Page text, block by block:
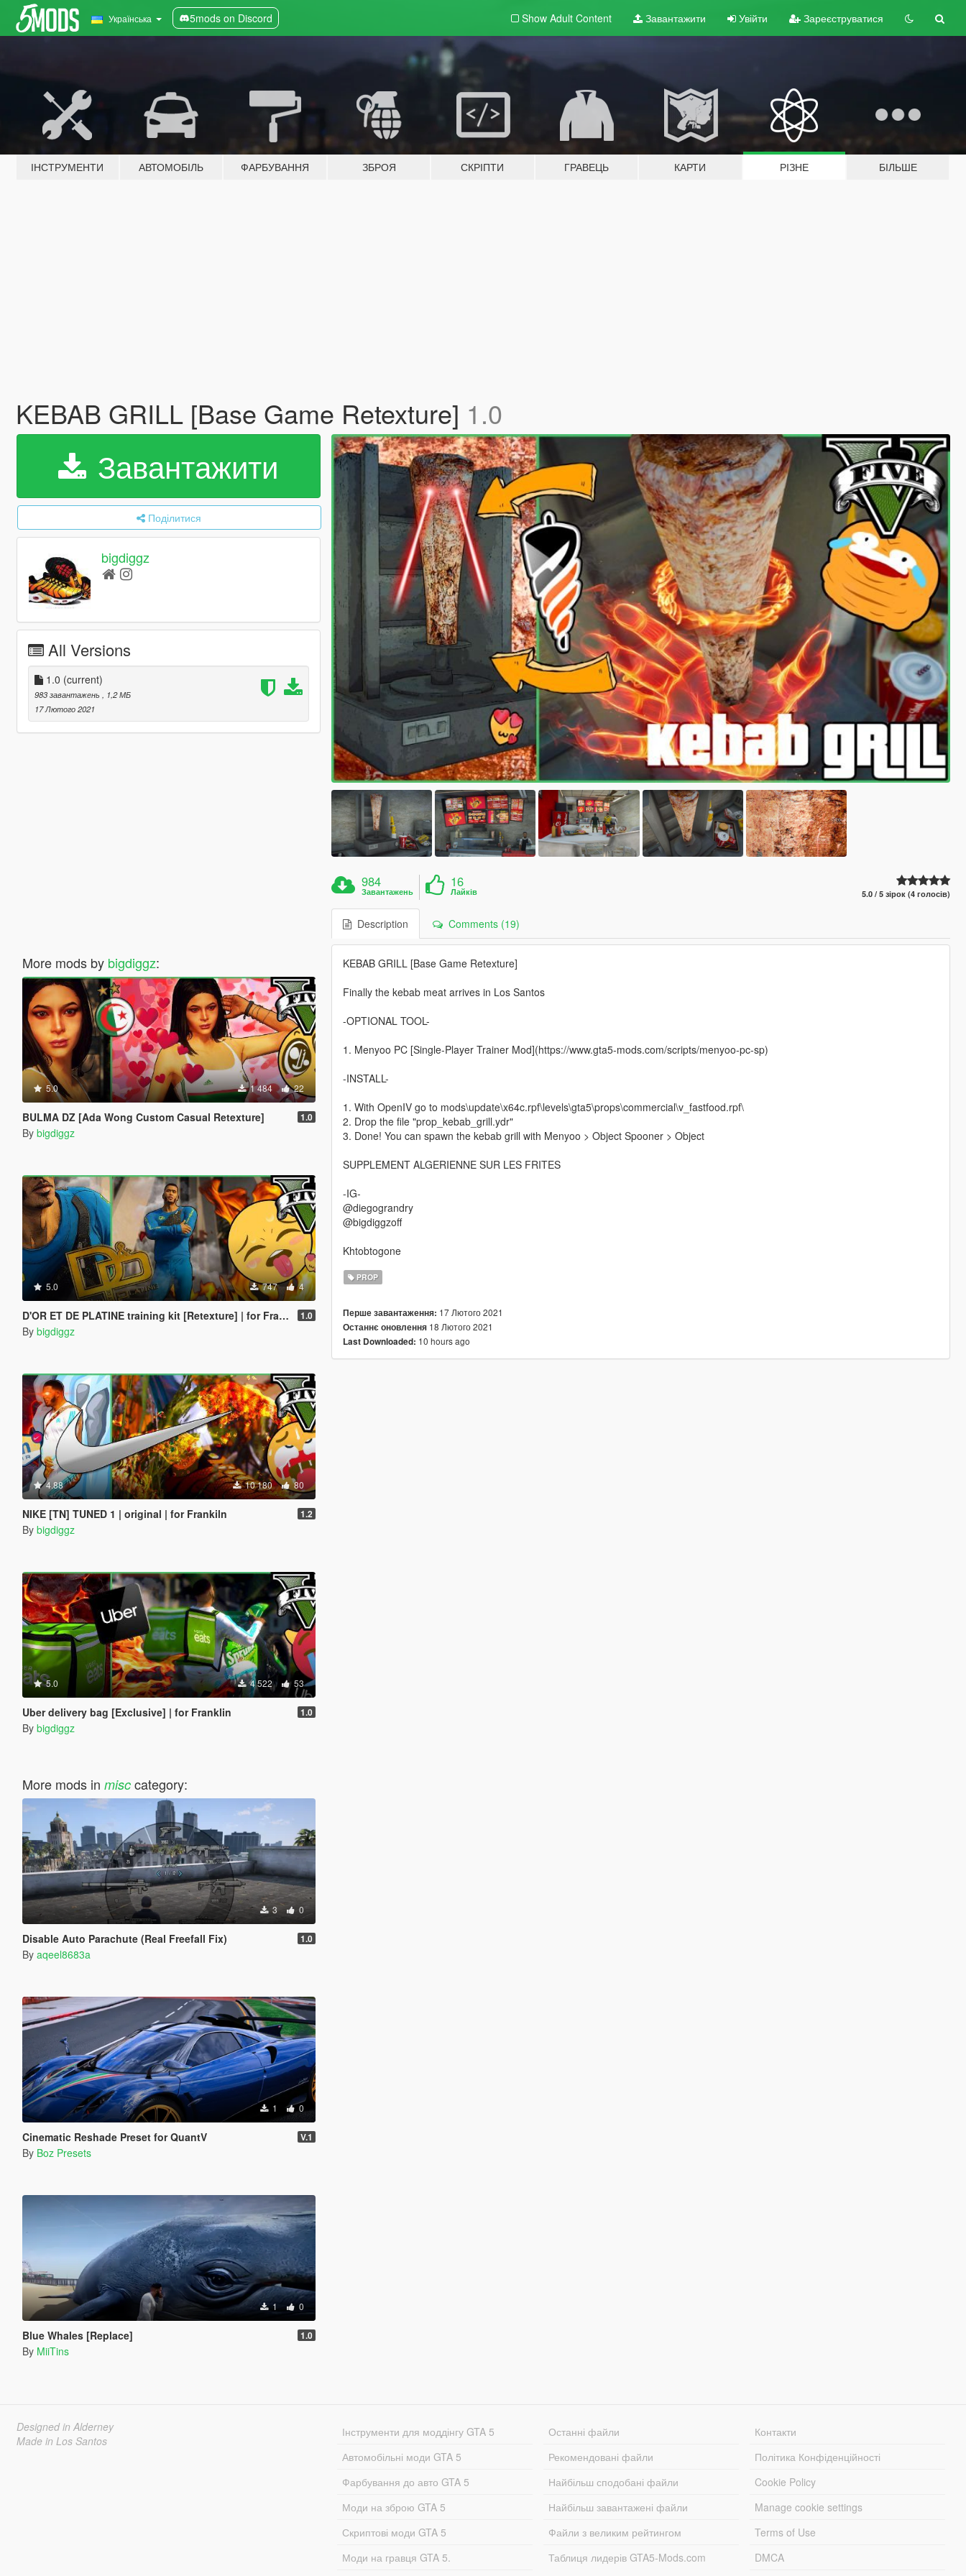
Українська 5mods on Discord Show Adult Content Завантажити Увійти Зареєструватися
ІНСТРУМЕНТИ АВТОМОБІЛЬ ФАРБУВАННЯ ЗБРОЯ СКРІПТИ ГРАВЕЦЬ КАРТИ РІЗНЕ БІЛЬШЕ
KEBAB GRILL [Base Game Retexture] 1.0
Завантажити
Поділитися
bigdiggz
All Versions
1.0 (current)
983 завантажень
, 1,2 МБ
17 Лютого 2021
More mods by bigdiggz:
5.0 1 484 22
BULMA DZ [Ada Wong Custom Casual Retexture] 1.0
By bigdiggz
5.0 747 4
D'OR ET DE PLATINE training kit [Retexture] | for Franklin 1.0
By bigdiggz
4.88 10 180 80
NIKE [TN] TUNED 1 | original | for Frankiln 1.2
By bigdiggz
5.0 4 522 53
Uber delivery bag [Exclusive] | for Franklin 1.0
By bigdiggz
More mods in misccategory:
3 0
Disable Auto Parachute (Real Freefall Fix) 1.0
By aqeel8683a
1 0
Cinematic Reshade Preset for QuantV V.1
By Boz Presets
1 0
Blue Whales [Replace] 1.0
By MiiTins
984
Завантажень
16
Лайків 5.0 / 5 зірок (4 голосів)
Description Comments (19)
KEBAB GRILL [Base Game Retexture]
Finally the kebab meat arrives in Los Santos
-OPTIONAL TOOL-
1. Menyoo PC [Single-Player Trainer Mod](https://www.gta5-mods.com/scripts/menyoo-pc-sp)
-INSTALL-
1. With OpenIV go to mods\update\x64c.rpf\levels\gta5\props\commercial\v_fastfood.rpf\
2. Drop the file "prop_kebab_grill.ydr"
3. Done! You can spawn the kebab grill with Menyoo > Object Spooner > Object
SUPPLEMENT ALGERIENNE SUR LES FRITES
-IG-
@diegograndry
@bigdiggzoff
Khtobtogone
PROP
Перше завантаження: 17 Лютого 2021
Останнє оновлення18 Лютого 2021
Last Downloaded: 10 hours ago
Designed in Alderney
Made in Los Santos
Інструменти для моддінгу GTA 5
Автомобільні моди GTA 5
Фарбування до авто GTA 5
Моди на зброю GTA 5
Скриптові моди GTA 5
Моди на гравця GTA 5.
Останні файли
Рекомендовані файли
Найбільш сподобані файли
Найбільш завантажені файли
Файли з великим рейтингом
Таблиця лидерів GTA5-Mods.com
Контакти
Політика Конфіденційності
Cookie Policy
Manage cookie settings
Terms of Use
DMCA